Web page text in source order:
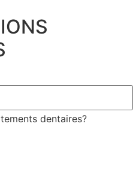
dentaires?